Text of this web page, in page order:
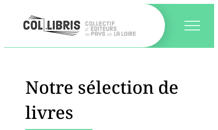
Notre sélection de
livres